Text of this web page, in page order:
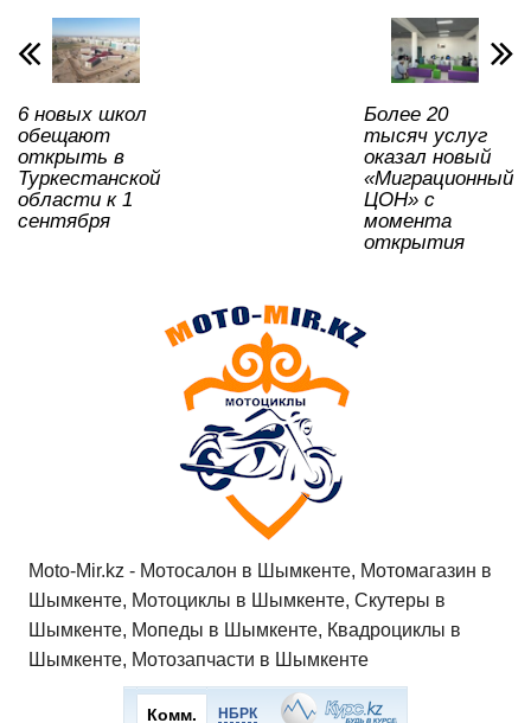
A
p
p
b
o
o
k
в
и
ть
6 новых школ
обещают
открыть в
Туркестанской
области к 1
сентября
Более 20
тысяч услуг
оказал новый
«Миграционный
ЦОН» с
момента
открытия
Moto-Mir.kz - Мотосалон в Шымкенте, Мотомагазин в
Шымкенте, Мотоциклы в Шымкенте, Скутеры в
Шымкенте, Мопеды в Шымкенте, Квадроциклы в
Шымкенте, Мотозапчасти в Шымкенте